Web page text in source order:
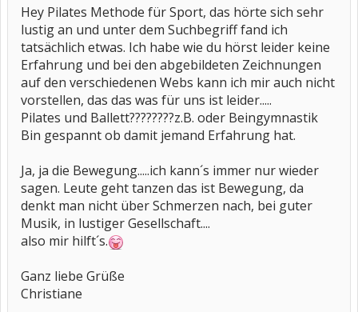
Hey Pilates Methode für Sport, das hörte sich sehr
lustig an und unter dem Suchbegriff fand ich
tatsächlich etwas. Ich habe wie du hörst leider keine
Erfahrung und bei den abgebildeten Zeichnungen
auf den verschiedenen Webs kann ich mir auch nicht
vorstellen, das das was für uns ist leider.....
Pilates und Ballett????????z.B. oder Beingymnastik
Bin gespannt ob damit jemand Erfahrung hat.
Ja, ja die Bewegung.....ich kann´s immer nur wieder
sagen. Leute geht tanzen das ist Bewegung, da
denkt man nicht über Schmerzen nach, bei guter
Musik, in lustiger Gesellschaft....
also mir hilft´s.
Ganz liebe Grüße
Christiane